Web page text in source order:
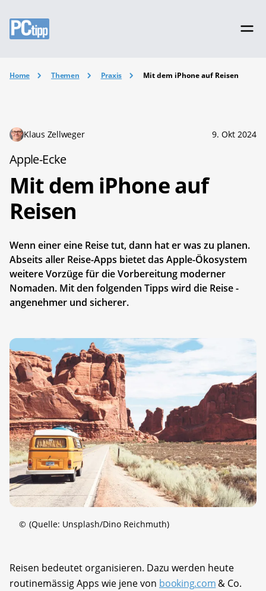
Home Themen Praxis Mit dem iPhone auf Reisen
Klaus Zellweger 9. Okt 2024
Apple-Ecke
Mit dem iPhone auf
Reisen
Wenn einer eine Reise tut, dann hat er was zu planen.
Abseits aller Reise-Apps bietet das Apple-Ökosystem
weitere Vorzüge für die Vorbereitung moderner
Nomaden. Mit den folgenden Tipps wird die Reise ­
angenehmer und sicherer.
© (Quelle: Unsplash/Dino Reichmuth)
Reisen bedeutet organisieren. Dazu werden heute
routinemässig Apps wie jene von booking.com & Co.